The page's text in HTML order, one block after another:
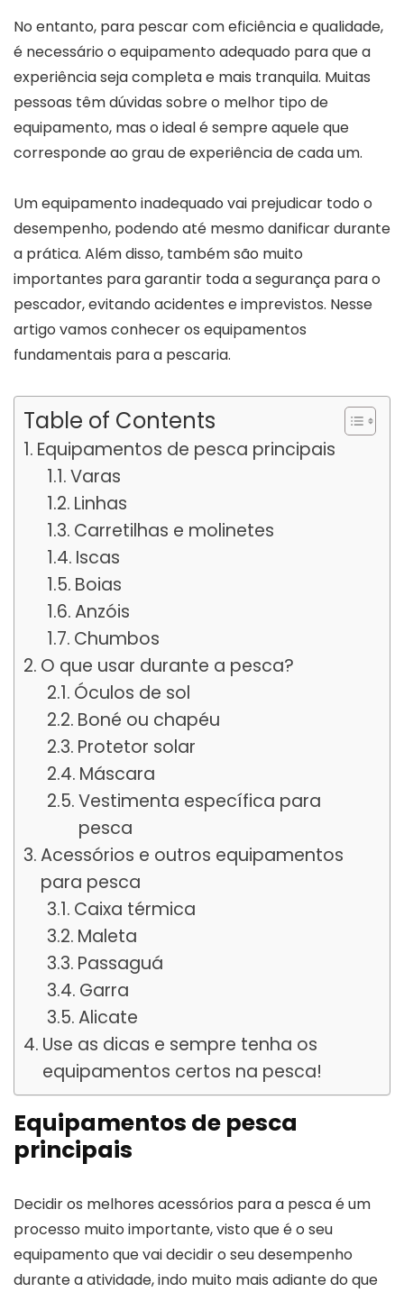
No entanto, para pescar com eficiência e qualidade,
é necessário o equipamento adequado para que a
experiência seja completa e mais tranquila. Muitas
pessoas têm dúvidas sobre o melhor tipo de
equipamento, mas o ideal é sempre aquele que
corresponde ao grau de experiência de cada um.
Um equipamento inadequado vai prejudicar todo o
desempenho, podendo até mesmo danificar durante
a prática. Além disso, também são muito
importantes para garantir toda a segurança para o
pescador, evitando acidentes e imprevistos. Nesse
artigo vamos conhecer os equipamentos
fundamentais para a pescaria.
Table of Contents
Equipamentos de pesca principais
Varas
Linhas
Carretilhas e molinetes
Iscas
Boias
Anzóis
Chumbos
O que usar durante a pesca?
Óculos de sol
Boné ou chapéu
Protetor solar
Máscara
Vestimenta específica para
pesca
Acessórios e outros equipamentos
para pesca
Caixa térmica
Maleta
Passaguá
Garra
Alicate
Use as dicas e sempre tenha os
equipamentos certos na pesca!
Equipamentos de pesca
principais
Decidir os melhores acessórios para a pesca é um
processo muito importante, visto que é o seu
equipamento que vai decidir o seu desempenho
durante a atividade, indo muito mais adiante do que